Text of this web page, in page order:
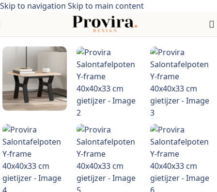
Skip to navigation Skip to main content
Tafels/Tafelaccessoires